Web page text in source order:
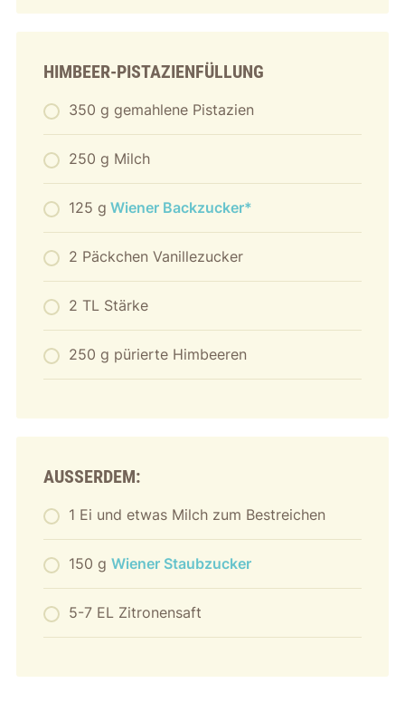
HIMBEER-PISTAZIENFÜLLUNG
350 g gemahlene Pistazien
250 g Milch
125 g Wiener Backzucker
2 Päckchen Vanillezucker
2 TL Stärke
250 g pürierte Himbeeren
AUSSERDEM:
1 Ei und etwas Milch zum Bestreichen
150 g Wiener Staubzucker
5-7 EL Zitronensaft